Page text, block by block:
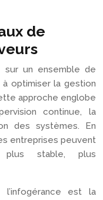
de
sur un ensemble de
optimiser la gestion
approche englobe
continue, la
des systèmes. En
entreprises peuvent
plus stable, plus
l’infogérance est la